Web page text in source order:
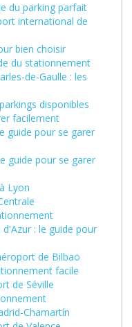
du parking parfait
international de
bien choisir
du stationnement
de-Gaulle : les
disponibles
facilement
guide pour se garer
guide pour se garer
Lyon
: le guide pour
de Bilbao
facile
de Séville
Chamartín